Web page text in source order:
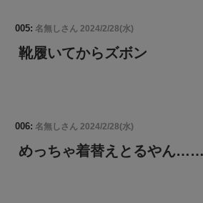
005: 名無しさん 2024/2/28(水)
靴履いてからズボン
006: 名無しさん 2024/2/28(水)
めっちゃ着替えとるやん